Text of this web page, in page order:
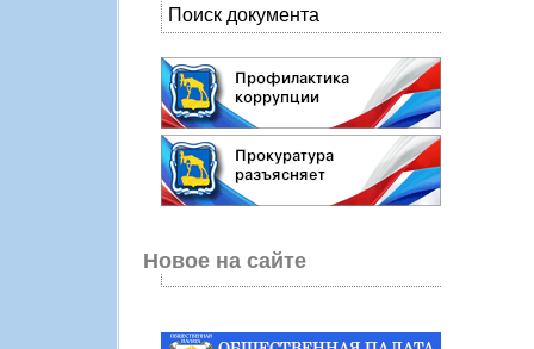
Поиск документа
Новое на сайте